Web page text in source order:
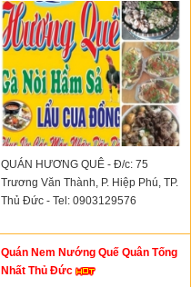
QUÁN HƯƠNG QUÊ - Đ/c: 75
Trương Văn Thành, P. Hiệp Phú, TP.
Thủ Đức - Tel: 0903129576
Quán Nem Nướng Quế Quân Tống
Nhất Thủ Đức